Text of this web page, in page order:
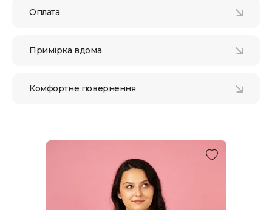
Оплата
Примірка вдома
Комфортне повернення